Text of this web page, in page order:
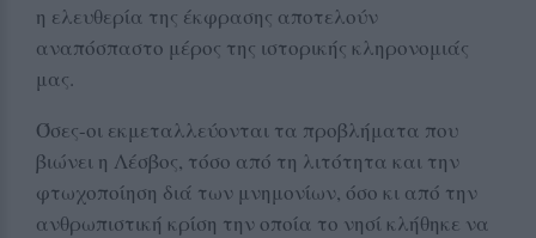
η ελευθερία της έκφρασης αποτελούν
αναπόσπαστο μέρος της ιστορικής κληρονομιάς
μας.
Όσες-οι εκμεταλλεύονται τα προβλήματα που
βιώνει η Λέσβος, τόσο από τη λιτότητα και την
φτωχοποίηση διά των μνημονίων, όσο κι από την
ανθρωπιστική κρίση την οποία το νησί κλήθηκε να